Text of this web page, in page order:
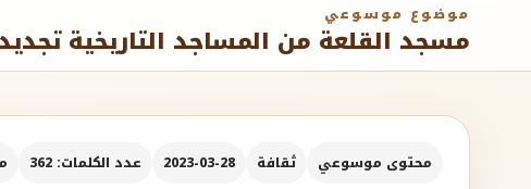
موضوع موسوعي
مسجد القلعة من المساجد التاريخية
محتوى موسوعي ثقافة 2023-03-28 عدد الكلمات: 362